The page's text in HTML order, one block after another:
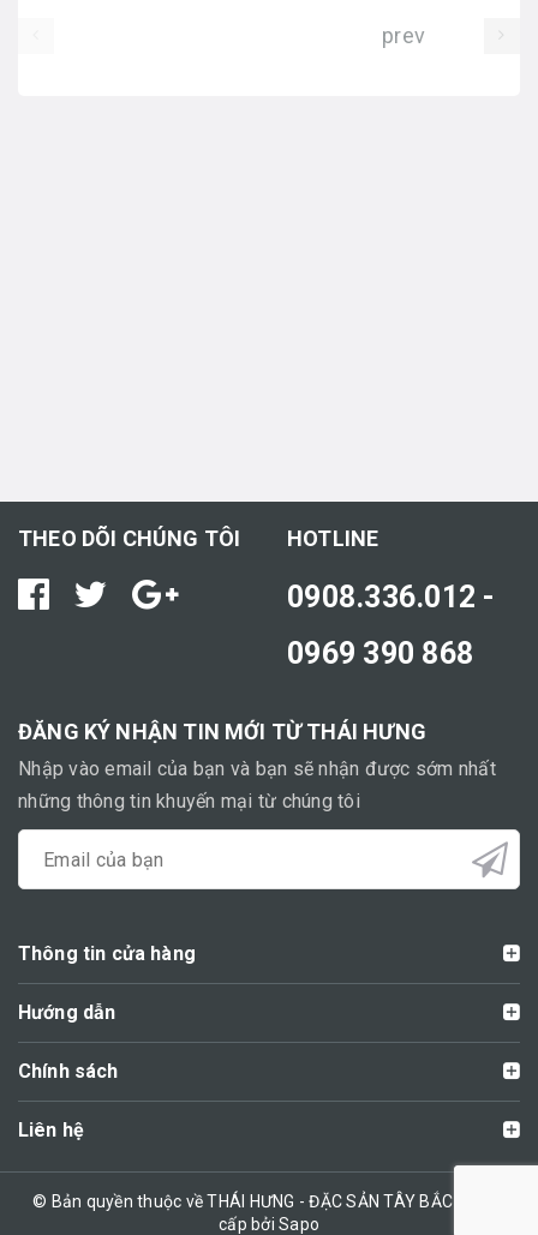
prev
THEO DÕI CHÚNG TÔI HOTLINE
0908.336.012 -
0969 390 868
ĐĂNG KÝ NHẬN TIN MỚI TỪ THÁI HƯNG
Nhập vào email của bạn và bạn sẽ nhận được sớm nhất
những thông tin khuyến mại từ chúng tôi
Thông tin cửa hàng
Hướng dẫn
Chính sách
Liên hệ
© Bản quyền thuộc về THÁI HƯNG - ĐẶC SẢN TÂY BẮC | Cung
cấp bởi Sapo